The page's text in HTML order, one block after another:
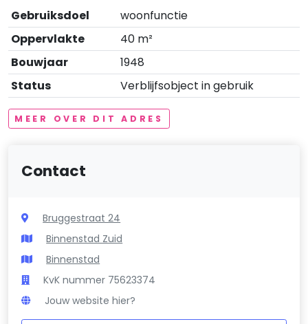
Gebruiksdoel
woonfunctie
Oppervlakte
40 m²
Bouwjaar
1948
Status
Verblijfsobject in gebruik
MEER OVER DIT ADRES
Contact
Bruggestraat 24
Binnenstad Zuid
Binnenstad
KvK nummer 75623374
Jouw website hier?